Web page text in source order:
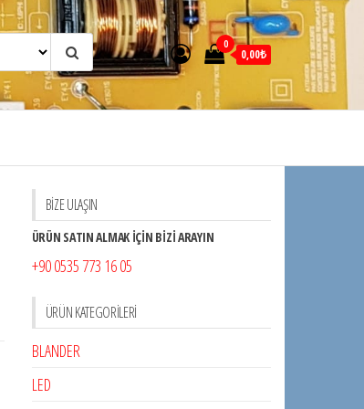
0
0,00₺
BİZE ULAŞIN
ÜRÜN SATIN ALMAK İÇİN BİZİ ARAYIN
+90 0535 773 16 05
ÜRÜN KATEGORILERI
BLANDER
LED